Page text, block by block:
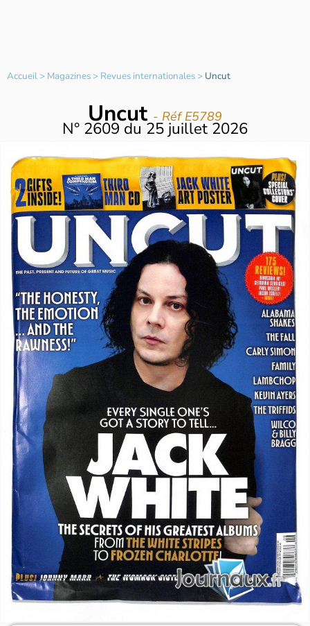
Accueil> Magazines> Revues internationales> Uncut
Uncut - Réf E5789
N° 2609du25 juillet 2026